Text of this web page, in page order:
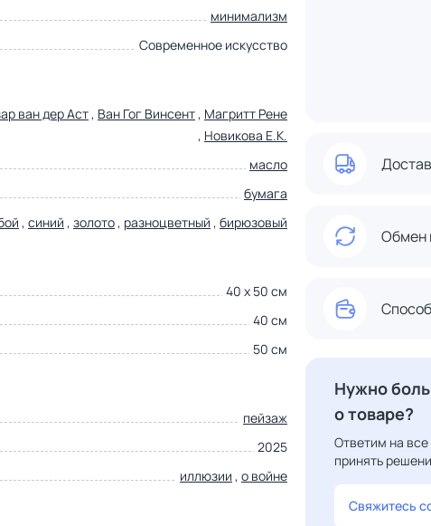
минимализм
Современное искусство
ван дер Аст, Ван Гог Винсент, Магритт Рене
, Новикова Е.К.
масло
бумага
, синий , золото, разноцветный , бирюзовый
40 x 50 см
40 см
50 см
пейзаж
2025
иллюзии , о войне
Обмен
Нужно
о товаре?
Ответим на
принять
Свяжитесь